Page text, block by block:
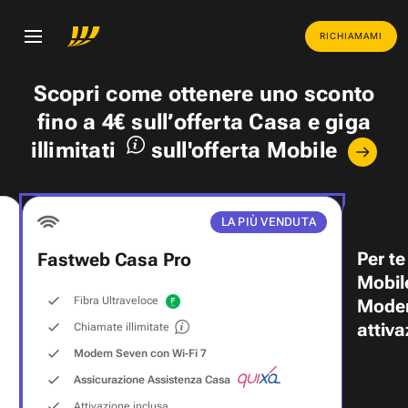
RICHIAMAMI
Scopri come ottenere uno sconto
fino a 4€ sull’offerta Casa egiga
illimitati
sull'offerta Mobile
LA PIÙ VENDUTA
Fastweb Casa Pro
Fibra Ultraveloce
Chiamate illimitate
Modem Seven con Wi‑Fi 7
Assicurazione Assistenza Casa
Per